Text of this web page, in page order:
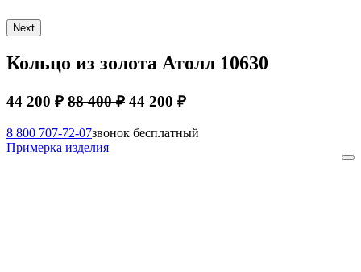
Next
Кольцо из золота Атолл 10630
44 200 ₽ 88 400 ₽ 44 200 ₽
8 800 707-72-07звонок бесплатный
Примерка изделия